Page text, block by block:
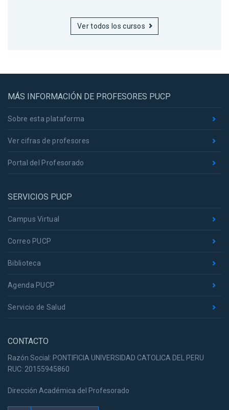
Ver todos los cursos
MÁS INFORMACIÓN DE PROFESORES PUCP
Sobre esta plataforma
Ver cifras de profesores
Portal del Profesorado
SERVICIOS PUCP
Campus Virtual
Correo PUCP
Biblioteca
Agenda PUCP
Servicio de Salud
CONTACTO
Razón Social: PONTIFICIA UNIVERSIDAD CATOLICA DEL PERU
RUC: 20155945860
Dirección Académica del Profesorado